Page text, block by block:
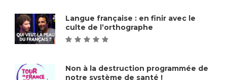
Langue française : en finir avec le
culte de l’orthographe
Non à la destruction programmée de
notre système de santé !